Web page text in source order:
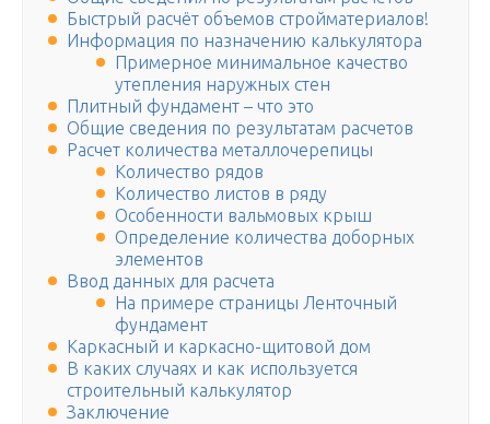
Быстрый расчёт объемов стройматериалов!
Информация по назначению калькулятора
Примерное минимальное качество
утепления наружных стен
Плитный фундамент – что это
Общие сведения по результатам расчетов
Расчет количества металлочерепицы
Количество рядов
Количество листов в ряду
Особенности вальмовых крыш
Определение количества доборных
элементов
Ввод данных для расчета
На примере страницы Ленточный
фундамент
Каркасный и каркасно-щитовой дом
В каких случаях и как используется
строительный калькулятор
Заключение